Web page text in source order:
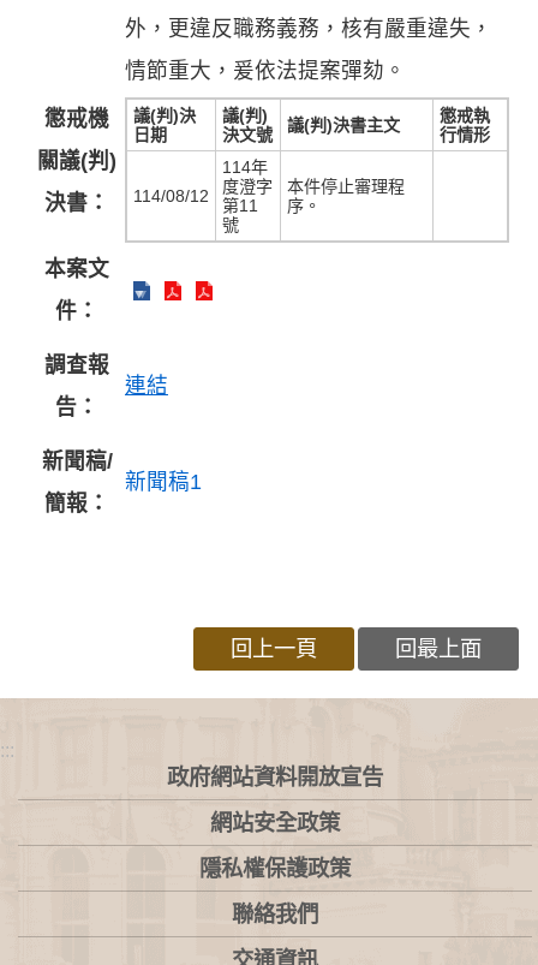
外，更違反職務義務，核有嚴重違失，
情節重大，爰依法提案彈劾。
懲戒機
關議(判)
決書：
議(判)決
日期
議(判)
決文號
議(判)決書主文
懲戒執
行情形
114/08/12
114年
度澄字
第11
號
本件停止審理程
序。
本案文
件：
調查報
告：
連結
新聞稿/
簡報：
新聞稿1
回上一頁 回最上面
:::
政府網站資料開放宣告
網站安全政策
隱私權保護政策
聯絡我們
交通資訊